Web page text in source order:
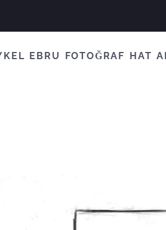
EBRU FOTOĞRAF HAT